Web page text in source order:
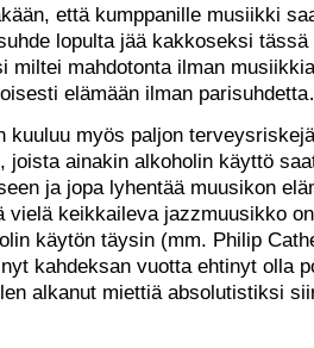
että kumppanille musiikki
lopulta jää kakkoseksi
miltei mahdotonta ilman
elämään ilman
kuuluu myös paljon
joista ainakin alkoholin käyttö
ja jopa lyhentää muusikon
vielä keikkaileva jazzmuusikko
käytön täysin (mm. Philip
kahdeksan vuotta ehtinyt olla
alkanut miettiä absolutistiksi